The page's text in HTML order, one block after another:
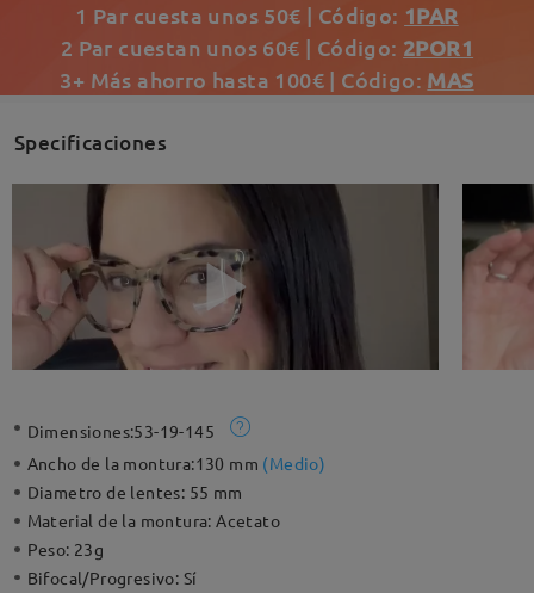
1 Par cuesta unos 50€ | Código: 1PAR
2 Par cuestan unos 60€ | Código: 2POR1
3+ Más ahorro hasta 100€ | Código: MAS
Specificaciones
Dimensiones:53-19-145
Ancho de la montura:130 mm (Medio)
Diametro de lentes: 55 mm
Material de la montura:Acetato
Peso: 23g
Bifocal/Progresivo: Sí